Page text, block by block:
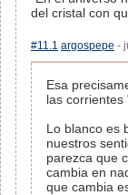
del cristal con
#11.1 argospepe -
Esa
las corrientes
Lo blanco es
nuestros
parezca que
cambia en
que cambia